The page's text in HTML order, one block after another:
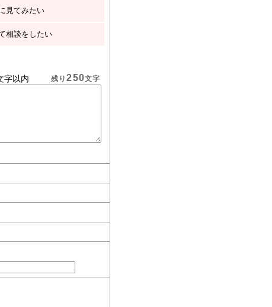
見てみたい
相談をしたい
字以内 残り250文字